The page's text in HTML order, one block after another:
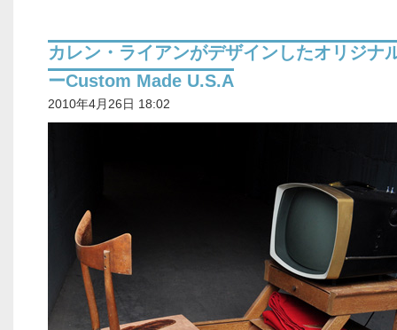
カレン・ライアンがデザインしたオリジナ
ーCustom Made U.S.A
2010年4月26日 18:02